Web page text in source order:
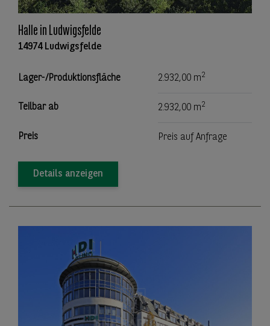
Halle in Ludwigsfelde
14974 Ludwigsfelde
Lager-/Produktionsfläche 2.932,00 m2
Teilbar ab 2.932,00 m2
Preis Preis auf Anfrage
Details anzeigen